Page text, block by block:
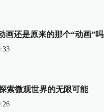
画还是原来的那个“动画”吗
索微观世界的无限可能